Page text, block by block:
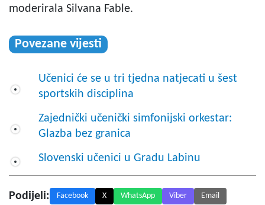
moderirala Silvana Fable.
Povezane vijesti
Učenici će se u tri tjedna natjecati u šest
sportskih disciplina
Zajednički učenički simfonijski orkestar:
Glazba bez granica
Slovenski učenici u Gradu Labinu
Podijeli: Facebook X WhatsApp Viber Email